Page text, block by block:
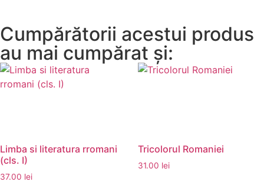
Cumpărătorii acestui produs
au mai cumpărat și:
Limba si literatura rromani
(cls. I)
37.00 lei
Tricolorul Romaniei
31.00 lei